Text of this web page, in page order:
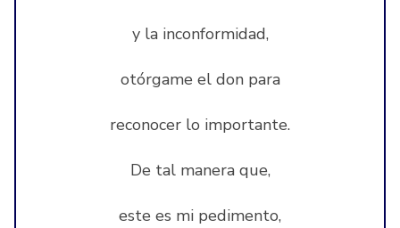
y la inconformidad,
otórgame el don para
reconocer lo importante.
De tal manera que,
este es mi pedimento,